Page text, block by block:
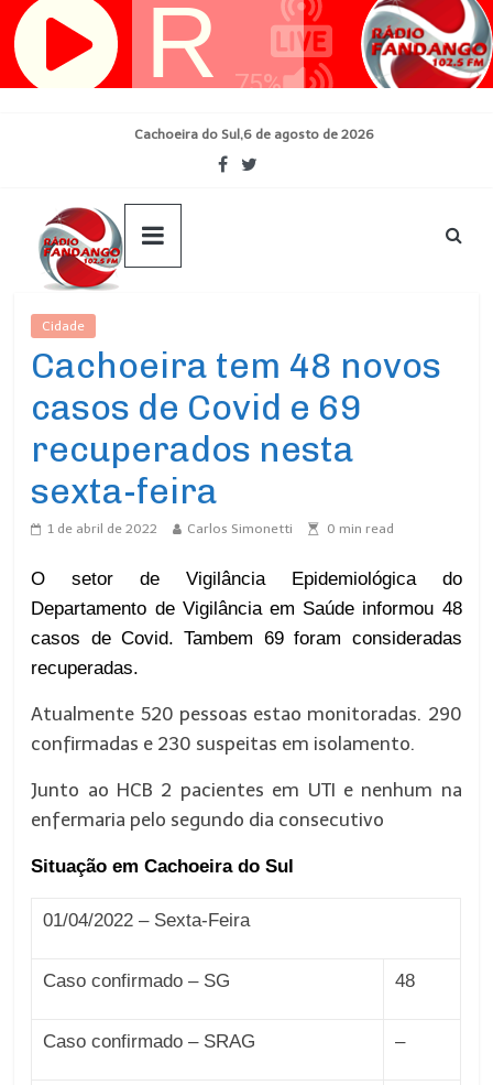
Pular
para
Cachoeira do Sul,6 de agosto de 2026
Cidade
Cachoeira tem 48 novos
casos de Covid e 69
recuperados nesta
sexta-feira
1 de abril de 2022 Carlos Simonetti 0 min read
O setor de Vigilância Epidemiológica do
Departamento de Vigilância em Saúde informou 48
casos de Covid. Tambem 69 foram consideradas
recuperadas.
Atualmente 520 pessoas estao monitoradas. 290
confirmadas e 230 suspeitas em isolamento.
Junto ao HCB 2 pacientes em UTI e nenhum na
enfermaria pelo segundo dia consecutivo
Situação em Cachoeira do Sul
01/04/2022 – Sexta-Feira
Caso confirmado – SG 48
Caso confirmado – SRAG –